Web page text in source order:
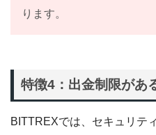
ります。
特徴4：出金制限があ
BITTREXでは、セキュリテ